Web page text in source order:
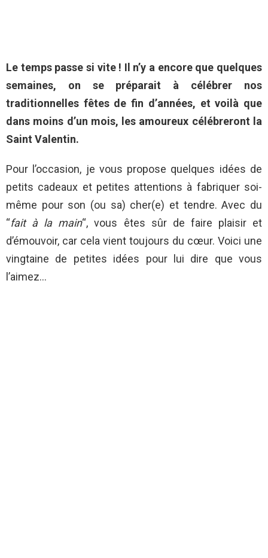
Le temps passe si vite ! Il n’y a encore que quelques
semaines, on se préparait à célébrer nos
traditionnelles fêtes de fin d’années, et voilà que
dans moins d’un mois, les amoureux célébreront la
Saint Valentin.
Pour l’occasion, je vous propose quelques idées de
petits cadeaux et petites attentions à fabriquer soi-
même pour son (ou sa) cher(e) et tendre. Avec du
“fait à la main“, vous êtes sûr de faire plaisir et
d’émouvoir, car cela vient toujours du cœur. Voici une
vingtaine de petites idées pour lui dire que vous
l’aimez…